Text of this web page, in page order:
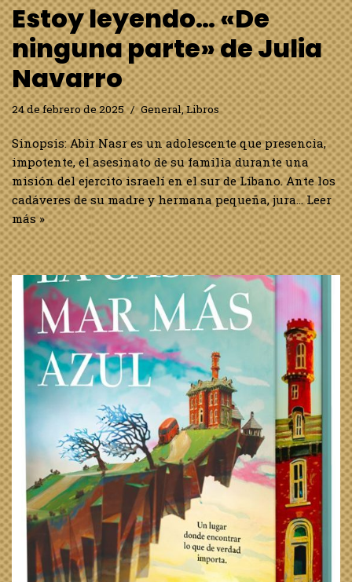
Estoy leyendo… «De
ninguna parte» de Julia
Navarro
24 de febrero de 2025 General,Libros
Sinopsis: Abir Nasr es un adolescente que presencia,
impotente, el asesinato de su familia durante una
misión del ejercito israelí en el sur de Líbano. Ante los
cadáveres de su madre y hermana pequeña, jura…Leer
más »